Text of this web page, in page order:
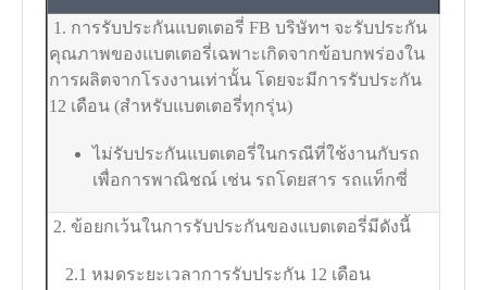
1. การรับประกันแบตเตอรี่ FB บริษัทฯ จะรับประกัน
คุณภาพของแบตเตอรี่เฉพาะเกิดจากข้อบกพร่องใน
การผลิตจากโรงงานเท่านั้น โดยจะมีการรับประกัน
12 เดือน (สำหรับแบตเตอรี่ทุกรุ่น)
ไม่รับประกันแบตเตอรี่ในกรณีที่ใช้งานกับรถ
เพื่อการพาณิชณ์ เช่น รถโดยสาร รถแท็กซี่
2. ข้อยกเว้นในการรับประกันของแบตเตอรี่มีดังนี้
2.1 หมดระยะเวลาการรับประกัน 12 เดือน